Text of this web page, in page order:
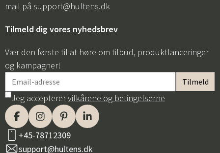
mail på support@hultens.dk
Tilmeld dig vores nyhedsbrev
Vær den første til at høre om tilbud, produktlanceringer
og kampagner!
Jeg accepterervilkårene og betingelserne
+45-78712309
support@hultens.dk